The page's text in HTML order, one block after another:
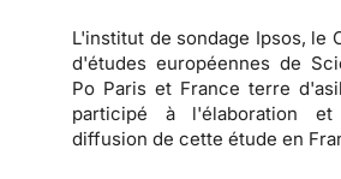
L'institut de sondage Ipsos, le
d'études européennes de
Po Paris et France terre
participé à l'élaboration
diffusion de cette étude en